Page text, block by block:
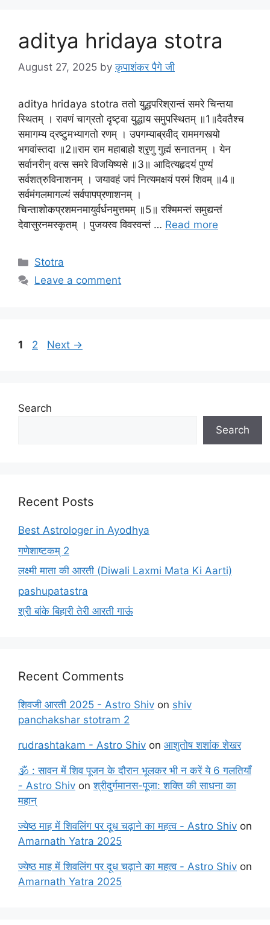
aditya hridaya stotra
August 27, 2025 byकृपाशंकर पैगे जी
aditya hridaya stotra ततो युद्धपरिश्रान्तं समरे चिन्तया
स्थितम्‌ । रावणं चाग्रतो दृष्ट्वा युद्धाय समुपस्थितम्‌ ॥1॥दैवतैश्च
समागम्य द्रष्टुमभ्यागतो रणम्‌ । उपगम्याब्रवीद् राममगस्त्यो
भगवांस्तदा ॥2॥राम राम महाबाहो श्रृणु गुह्मं सनातनम्‌ । येन
सर्वानरीन्‌ वत्स समरे विजयिष्यसे ॥3॥ आदित्यहृदयं पुण्यं
सर्वशत्रुविनाशनम्‌ । जयावहं जपं नित्यमक्षयं परमं शिवम्‌ ॥4॥
सर्वमंगलमागल्यं सर्वपापप्रणाशनम्‌ ।
चिन्ताशोकप्रशमनमायुर्वर्धनमुत्तमम्‌ ॥5॥ रश्मिमन्तं समुद्यन्तं
देवासुरनमस्कृतम्‌ । पुजयस्व विवस्वन्तं … Read more
Stotra
Leave a comment
1 2 Next →
Search
Search
Recent Posts
Best Astrologer in Ayodhya
गणेशाष्टकम् 2
लक्ष्मी माता की आरती (Diwali Laxmi Mata Ki Aarti)
pashupatastra
श्री बांके बिहारी तेरी आरती गाऊं
Recent Comments
शिवजी आरती 2025 - Astro Shiv on shiv
panchakshar stotram 2
rudrashtakam - Astro Shiv on आशुतोष शशांक शेखर
🕉️ : सावन में शिव पूजन के दौरान भूलकर भी न करें ये 6 गलतियाँ
- Astro Shiv onश्रीदुर्गमानस-पूजा: शक्ति की साधना का
महान्
ज्येष्ठ माह में शिवलिंग पर दूध चढ़ाने का महत्व - Astro Shiv on
Amarnath Yatra 2025
ज्येष्ठ माह में शिवलिंग पर दूध चढ़ाने का महत्व - Astro Shiv on
Amarnath Yatra 2025